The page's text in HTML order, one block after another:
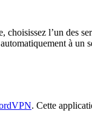
l’un des
à un
. Cette